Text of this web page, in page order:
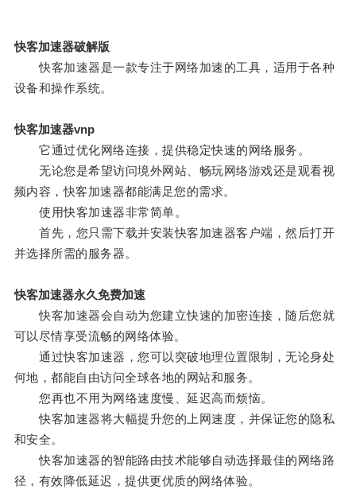
快客加速器破解版
快客加速器是一款专注于网络加速的工具，适用于各种
设备和操作系统。
快客加速器vnp
它通过优化网络连接，提供稳定快速的网络服务。
无论您是希望访问境外网站、畅玩网络游戏还是观看视
频内容，快客加速器都能满足您的需求。
使用快客加速器非常简单。
首先，您只需下载并安装快客加速器客户端，然后打开
并选择所需的服务器。
快客加速器永久免费加速
快客加速器会自动为您建立快速的加密连接，随后您就
可以尽情享受流畅的网络体验。
通过快客加速器，您可以突破地理位置限制，无论身处
何地，都能自由访问全球各地的网站和服务。
您再也不用为网络速度慢、延迟高而烦恼。
快客加速器将大幅提升您的上网速度，并保证您的隐私
和安全。
快客加速器的智能路由技术能够自动选择最佳的网络路
径，有效降低延迟，提供更优质的网络体验。